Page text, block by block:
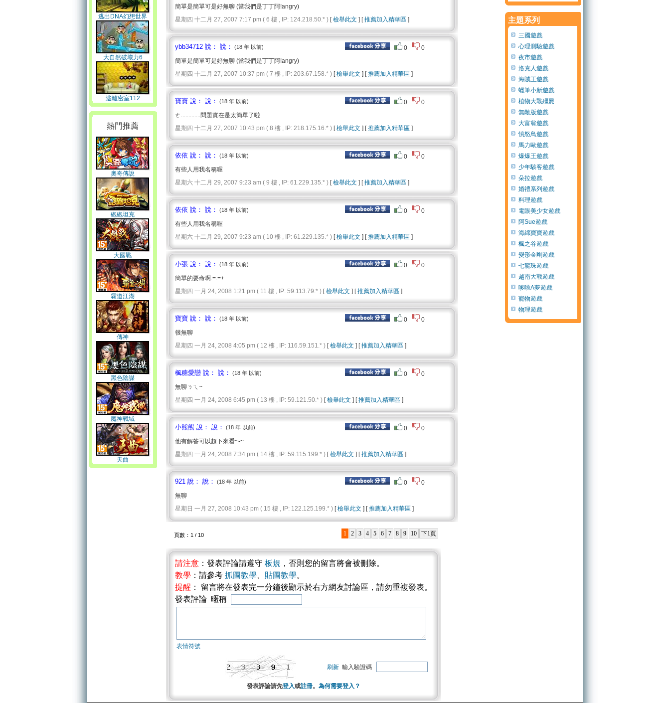
逃出DNA幻想世界
大自然破壞力6
逃離密室112
熱門推薦
奧奇傳說
砲砲坦克
大國戰
霸道江湖
傳神
黑色陰謀
魔神戰域
天曲
簡單是簡單可是好無聊 (當我們是丁丁阿!angry)
星期四 十二月 27, 2007 7:17 pm ( 6 樓 , IP: 124.218.50.* ) [檢舉此文 ] [推薦加入精華區 ]
ybb34712 說： 說： (18 年 以前) 0
0
簡單是簡單可是好無聊 (當我們是丁丁阿!angry)
星期四 十二月 27, 2007 10:37 pm ( 7 樓 , IP: 203.67.158.* ) [檢舉此文 ] [推薦加入精華區 ]
寶寶 說： 說： (18 年 以前) 0
0
ㄜ.............問題實在是太簡單了啦
星期四 十二月 27, 2007 10:43 pm ( 8 樓 , IP: 218.175.16.* ) [檢舉此文 ] [推薦加入精華區 ]
依依 說： 說： (18 年 以前) 0
0
有些人用我名稱喔
星期六 十二月 29, 2007 9:23 am ( 9 樓 , IP: 61.229.135.* ) [檢舉此文 ] [推薦加入精華區 ]
依依 說： 說： (18 年 以前) 0
0
有些人用我名稱喔
星期六 十二月 29, 2007 9:23 am ( 10 樓 , IP: 61.229.135.* ) [檢舉此文 ] [推薦加入精華區 ]
小張 說： 說： (18 年 以前) 0
0
簡單的要命啊.=.=+
星期四 一月 24, 2008 1:21 pm ( 11 樓 , IP: 59.113.79.* ) [檢舉此文 ] [推薦加入精華區 ]
寶寶 說： 說： (18 年 以前) 0
0
很無聊
星期四 一月 24, 2008 4:05 pm ( 12 樓 , IP: 116.59.151.* ) [檢舉此文 ] [推薦加入精華區 ]
楓糖愛戀 說： 說： (18 年 以前) 0
0
無聊ㄋㄟ~
星期四 一月 24, 2008 6:45 pm ( 13 樓 , IP: 59.121.50.* ) [檢舉此文 ] [推薦加入精華區 ]
小熊熊 說： 說： (18 年 以前) 0
0
他有解答可以超下來看~-~
星期四 一月 24, 2008 7:34 pm ( 14 樓 , IP: 59.115.199.* ) [檢舉此文 ] [推薦加入精華區 ]
921 說： 說： (18 年 以前) 0
0
無聊
星期日 一月 27, 2008 10:43 pm ( 15 樓 , IP: 122.125.199.* ) [檢舉此文 ] [推薦加入精華區 ]
頁數：1 / 10 1 2 3 4 5 6 7 8 9 10 下1頁
請注意 ：發表評論請遵守 板規 ，否則您的留言將會被刪除。
教學 ：請參考 抓圖教學 貼圖教學。
提醒 ： 留言將在發表完一分鐘後顯示於右方網友討論區，請勿重複發表。
發表評論 暱稱
表情符號
刷新 輸入驗證碼
發表評論請先登入或註冊。 為何需要登入？
主題系列
三國遊戲
心理測驗遊戲
夜市遊戲
洛克人遊戲
海賊王遊戲
蠟筆小新遊戲
植物大戰殭屍
無敵版遊戲
大富翁遊戲
憤怒鳥遊戲
馬力歐遊戲
爆爆王遊戲
少年駭客遊戲
朵拉遊戲
婚禮系列遊戲
料理遊戲
電眼美少女遊戲
阿Sue遊戲
海綿寶寶遊戲
楓之谷遊戲
變形金剛遊戲
七龍珠遊戲
越南大戰遊戲
哆啦A夢遊戲
寵物遊戲
物理遊戲